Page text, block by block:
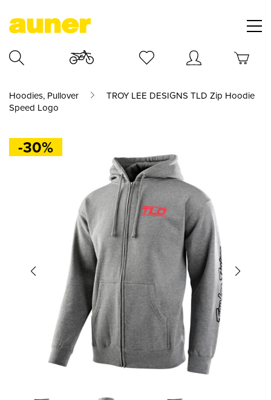
Hoodies, Pullover
TROY LEE DESIGNS TLD Zip Hoodie
Speed Logo
-30%